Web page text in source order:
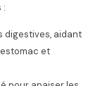
:
digestives, aidant
et